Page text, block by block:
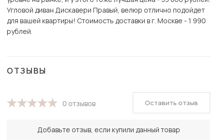
Угловой диван Дискавери Правый, велюр отлично подойдет
для вашей квартиры! Стоимость доставки в г. Москве - 1 990
рублей.
ОТЗЫВЫ
0 отзывов
Добавьте отзыв, если купили данный товар
Оставить отзыв